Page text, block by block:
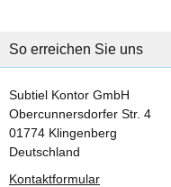
So erreichen Sie uns
Subtiel Kontor GmbH
Obercunnersdorfer Str. 4
01774 Klingenberg
Deutschland
Kontaktformular